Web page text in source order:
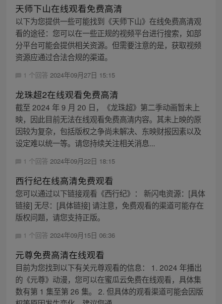
天师下山在线观看免费高清
以下为您提供一些可能找到《天师下山》在线免费高清观
看的途径：您可以在一些正规的视频平台进行搜索，如部
分平台可能会提供相关资源。但需要注意的是，获取视频
资源应通过合法合规的渠道。
1 个回答 2024年09月27日 15:15
龙珠超2在线观看免费高清
截至 2024 年 9 月 20 日，《龙珠超》第二季动画暂未上
映，因此目前无法在线观看免费高清内容。其未上映的原
因较为复杂，包括版权之争尚未解决、东映财报因素以及
设定难以统一等。请您持续关注相关消息...
1 个回答 2024年09月22日 18:15
西行纪在线高清免费观看
您可以通过以下链接观看《西行纪》： 新闪电资源：[具体
链接] 无尽：[具体链接] 请注意，免费观看的渠道可能存在
版权问题，请您支持正版。
1 个回答 2024年09月15日 06:36
元尊免费高清在线观看
目前为您找到以下有关元尊观看的信息： 1. 2024 年播出
的《元尊》动漫，您可以在蜜瓜云免费在线观看，具体集
数有第 1 集至第 26 集。 2. 但具体的观看渠道可能会因版